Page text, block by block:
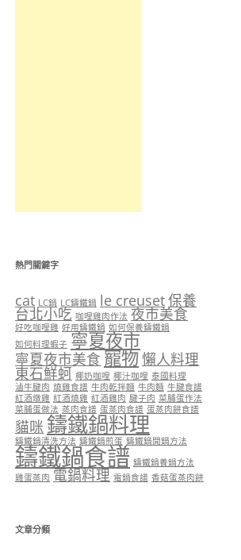
熱門關鍵字
cat LC鍋 LC鑄鐵鍋 le creuset保養
台北小吃 咖哩雞肉作法 夜市美食
好吃咖哩雞 好用鑄鐵鍋 如何保養鑄鐵鍋
如何料理蝦子 寧夏夜市
寧夏夜市美食 寵物懶人料理
東石鮮蚵 椰奶咖哩 椰汁咖哩 泰國料理
滷牛腱肉 燒雞食譜 牛肉乾拌麵 牛肉麵 牛腱食譜
紅酒燉雞 紅酒燒雞 紅酒雞肉 腱子肉 菜脯蛋作法
菜脯蛋做法 蒸肉食譜 蛋蒸肉食譜 蛋蒸肉餅食譜
貓咪 鑄鐵鍋料理
鑄鐵鍋清洗方法 鑄鐵鍋煎蛋 鑄鐵鍋開鍋方法
鑄鐵鍋食譜 鑄鐵鍋養鍋方法
雞蛋蒸肉 電鍋料理 電鍋食譜 香菇蛋蒸肉餅
文章分類